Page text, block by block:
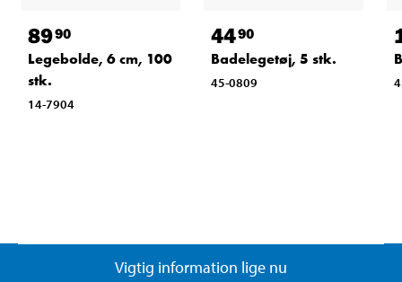
8990
Legebolde, 6 cm, 100
stk.
14-7904
4490
Badelegetøj, 5 stk.
45-0809
Vigtig information lige nu